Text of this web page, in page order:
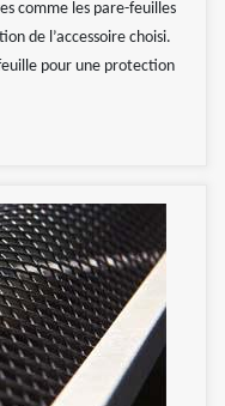
comme les pare-feuilles
de l’accessoire choisi.
pour une protection